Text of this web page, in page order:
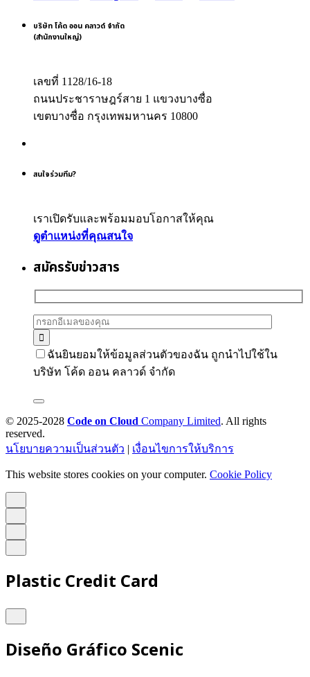
บริษัท โค้ด ออน คลาวด์ จำกัด
(สำนักงานใหญ่)
เลขที่ 1128/16-18
ถนนประชาราษฎร์สาย 1 แขวงบางซื่อ
เขตบางซื่อ กรุงเทพมหานคร 10800
สนใจร่วมทีม?
เราเปิดรับและพร้อมมอบโอกาสให้คุณ
ดูตำแหน่งที่คุณสนใจ
สมัครรับข่าวสาร
ฉันยินยอมให้ข้อมูลส่วนตัวของฉัน ถูกนำไปใช้ใน
บริษัท โค้ด ออน คลาวด์ จำกัด
© 2025-2028 Code on Cloud Company Limited. All rights
reserved.
นโยบายความเป็นส่วนตัว | เงื่อนไขการให้บริการ
This website stores cookies on your computer. Cookie Policy
Plastic Credit Card
Diseño Gráfico Scenic